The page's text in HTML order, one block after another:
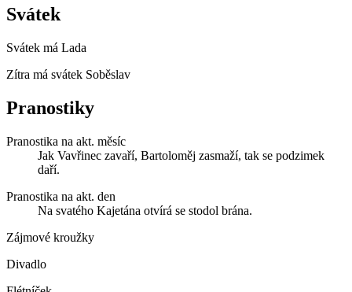
Svátek
Svátek má Lada
Zítra má svátek Soběslav
Pranostiky
Pranostika na akt. měsíc
Jak Vavřinec zavaří, Bartoloměj zasmaží, tak se podzimek
daří.
Pranostika na akt. den
Na svatého Kajetána otvírá se stodol brána.
Zájmové kroužky
Divadlo